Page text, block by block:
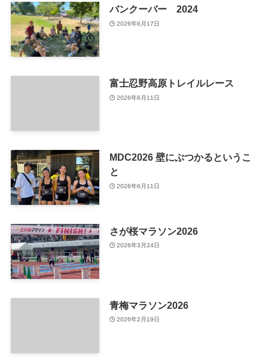
バンクーバー 2024
2026年6月17日
富士忍野高原トレイルレース
2026年6月11日
MDC2026 壁にぶつかるというこ
と
2026年6月11日
さが桜マラソン2026
2026年3月24日
青梅マラソン2026
2026年2月19日